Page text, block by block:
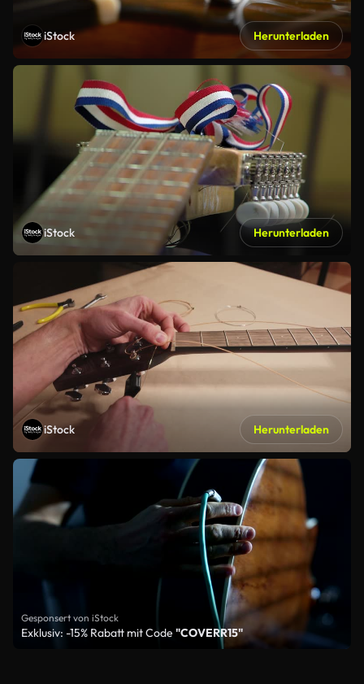
iStock Herunterladen
iStock Herunterladen
iStock Herunterladen
Gesponsert von iStock
Exklusiv: -15% Rabatt mit Code "COVERR15"